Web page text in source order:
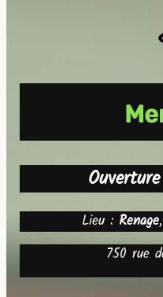
Lieu : Renage
750 rue